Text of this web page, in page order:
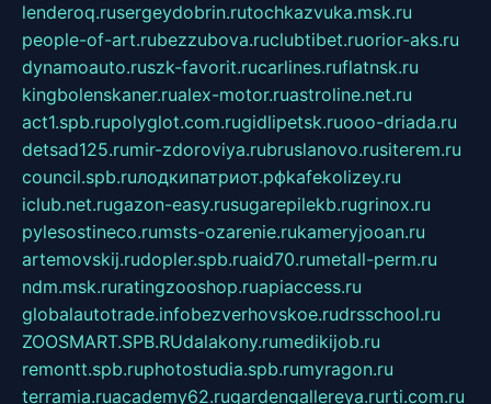
lenderoq.rusergeydobrin.rutochkazvuka.msk.ru
people-of-art.rubezzubova.ruclubtibet.ruorior-aks.ru
dynamoauto.ruszk-favorit.rucarlines.ruflatnsk.ru
kingbolenskaner.rualex-motor.ruastroline.net.ru
act1.spb.rupolyglot.com.rugidlipetsk.ruooo-driada.ru
detsad125.rumir-zdoroviya.rubruslanovo.rusiterem.ru
council.spb.ruлодкипатриот.рфkafekolizey.ru
iclub.net.rugazon-easy.rusugarepilekb.rugrinox.ru
pylesostineco.rumsts-ozarenie.rukameryjooan.ru
artemovskij.rudopler.spb.ruaid70.rumetall-perm.ru
ndm.msk.ruratingzooshop.ruapiaccess.ru
globalautotrade.infobezverhovskoe.rudrsschool.ru
ZOOSMART.SPB.RUdalakony.rumedikijob.ru
remontt.spb.ruphotostudia.spb.rumyragon.ru
terramia.ruacademy62.rugardengallereya.rurti.com.ru